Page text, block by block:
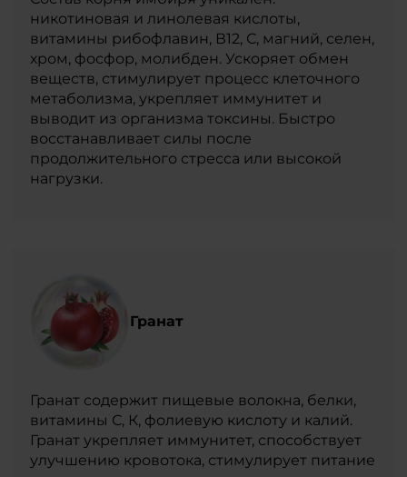
никотиновая и линолевая кислоты,
витамины рибофлавин, В12, С, магний, селен,
хром, фосфор, молибден. Ускоряет обмен
веществ, стимулирует процесс клеточного
метаболизма, укрепляет иммунитет и
выводит из организма токсины. Быстро
восстанавливает силы после
продолжительного стресса или высокой
нагрузки.
Гранат
Гранат содержит пищевые волокна, белки,
витамины С, К, фолиевую кислоту и калий.
Гранат укрепляет иммунитет, способствует
улучшению кровотока, стимулирует питание